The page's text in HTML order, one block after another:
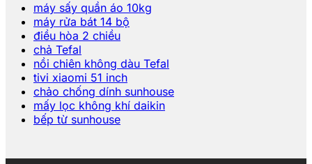
máy sấy quần áo 10kg
máy rửa bát 14 bộ
điều hòa 2 chiều
chả Tefal
nồi chiên không dàu Tefal
tivi xiaomi 51 inch
chảo chống dính sunhouse
mấy lọc không khí daikin
bếp từ sunhouse